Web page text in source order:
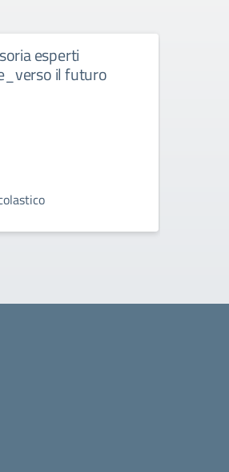
esperti
il futuro